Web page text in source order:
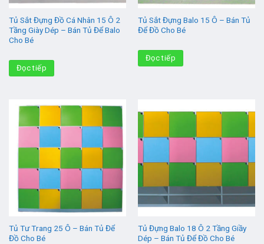
Tủ Sắt Đựng Đồ Cá Nhân 15 Ô 2
Tầng Giày Dép – Bán Tủ Để Balo
Cho Bé
Đọc tiếp
Tủ Sắt Đựng Balo 15 Ô – Bán Tủ
Để Đồ Cho Bé
Đọc tiếp
Tủ Tư Trang 25 Ô – Bán Tủ Để
Đồ Cho Bé
Tủ Đựng Balo 18 Ô 2 Tầng Giầy
Dép – Bán Tủ Để Đồ Cho Bé